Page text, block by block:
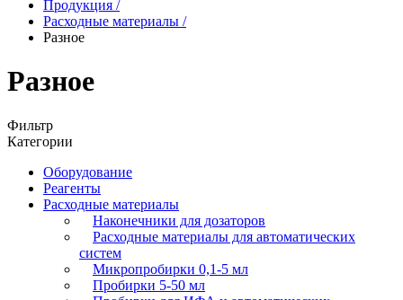
Продукция /
Расходные материалы /
Разное
Разное
Фильтр
Категории
Оборудование
Реагенты
Расходные материалы
Наконечники для дозаторов
Расходные материалы для автоматических
систем
Микропробирки 0,1-5 мл
Пробирки 5-50 мл